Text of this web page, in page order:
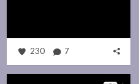
230 7